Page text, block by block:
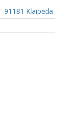
91181 Klaipėda